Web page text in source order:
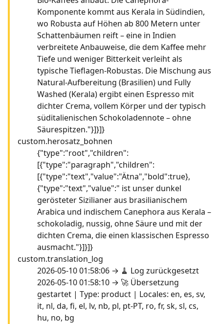
Komponente kommt aus Kerala in Südindien,
wo Robusta auf Höhen ab 800 Metern unter
Schattenbäumen reift – eine in Indien
verbreitete Anbauweise, die dem Kaffee mehr
Tiefe und weniger Bitterkeit verleiht als
typische Tieflagen-Robustas. Die Mischung aus
Natural-Aufbereitung (Brasilien) und Fully
Washed (Kerala) ergibt einen Espresso mit
dichter Crema, vollem Körper und der typisch
süditalienischen Schokoladennote – ohne
Säurespitzen."}]}]}
custom.herosatz_bohnen
{"type":"root","children":
[{"type":"paragraph","children":
[{"type":"text","value":"Ätna","bold":true},
{"type":"text","value":" ist unser dunkel
gerösteter Sizilianer aus brasilianischem
Arabica und indischem Canephora aus Kerala –
schokoladig, nussig, ohne Säure und mit der
dichten Crema, die einen klassischen Espresso
ausmacht."}]}]}
custom.translation_log
2026-05-10 01:58:06 → 🧹 Log zurückgesetzt
2026-05-10 01:58:10 → 🚀 Übersetzung
gestartet | Type: product | Locales: en, es, sv,
it, nl, da, fi, el, lv, nb, pl, pt-PT, ro, fr, sk, sl, cs,
hu, no, bg